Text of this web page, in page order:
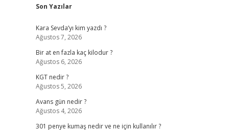
Sidebar
Son Yazılar
Kara Sevda’yı kim yazdı ?
Ağustos 7, 2026
Bir at en fazla kaç kilodur ?
Ağustos 6, 2026
KGT nedir ?
Ağustos 5, 2026
Avans gün nedir ?
Ağustos 4, 2026
301 penye kumaş nedir ve ne için kullanılır ?